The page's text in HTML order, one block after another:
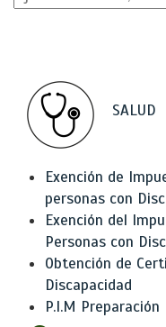
SALUD
Exención de
personas con
Exención del
Personas con
Obtención de
Discapacidad
P.I.M